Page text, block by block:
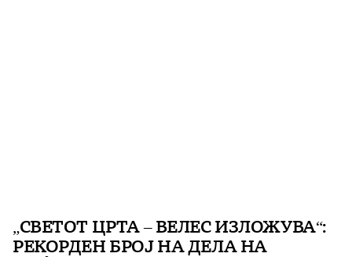
„СВЕТОТ ЦРТА – ВЕЛЕС ИЗЛОЖУВА“:
РЕКОРДЕН БРОЈ НА ДЕЛА НА